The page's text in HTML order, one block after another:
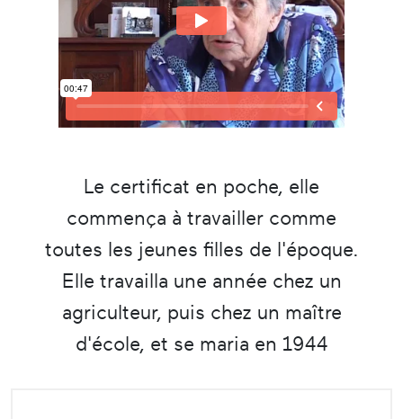
Le certificat en poche, elle
commença à travailler comme
toutes les jeunes filles de l'époque.
Elle travailla une année chez un
agriculteur, puis chez un maître
d'école, et se maria en 1944